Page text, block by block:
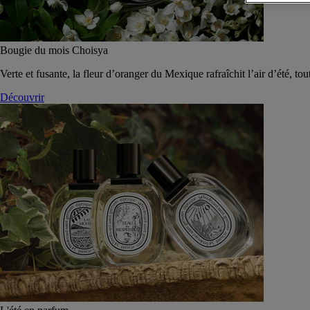
Bougie du mois Choisya
Verte et fusante, la fleur d’oranger du Mexique rafraîchit l’air d’été,
Découvrir